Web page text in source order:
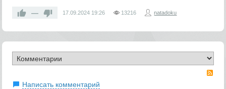
— 17.09.2024 19:26 13216 natadoku
Написать комментарий